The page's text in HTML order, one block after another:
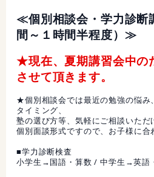
≪個別相談会・学力診断
間～１時間半程度）≫
★現在、夏期講習会中の
させて頂きます。
★個別相談会では最近の勉強の悩み
タイミング、
塾の選び方等、気軽にご相談いただ
個別面談形式ですので、お子様に合
■学力診断検査
小学生→国語・算数 / 中学生→英語